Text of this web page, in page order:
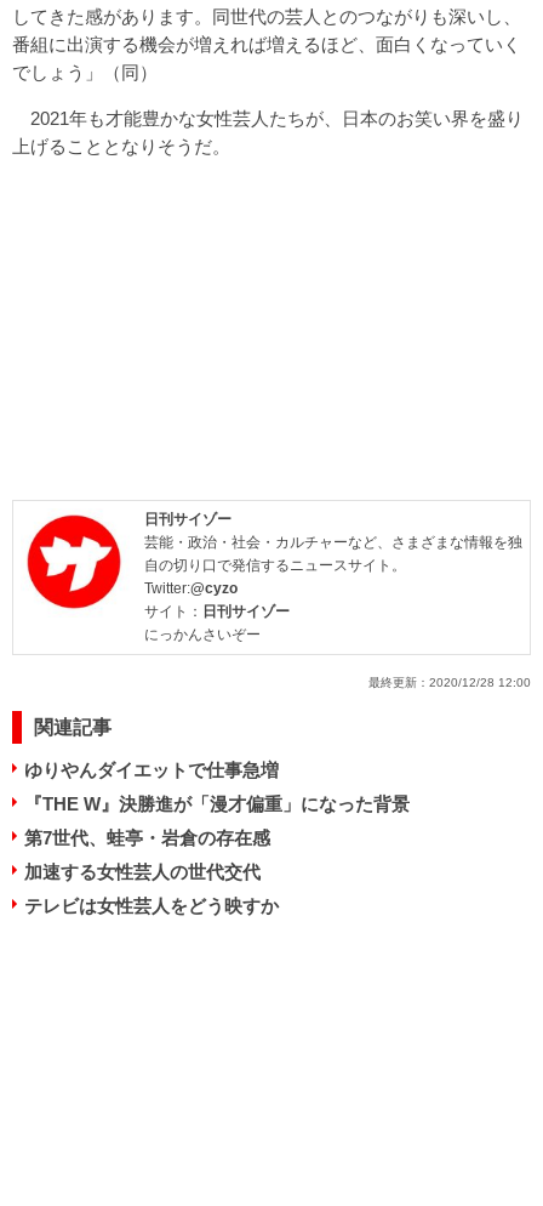
してきた感があります。同世代の芸人とのつながりも深いし、
番組に出演する機会が増えれば増えるほど、面白くなっていく
でしょう」（同）
2021年も才能豊かな女性芸人たちが、日本のお笑い界を盛り
上げることとなりそうだ。
日刊サイゾー
芸能・政治・社会・カルチャーなど、さまざまな情報を独
自の切り口で発信するニュースサイト。
Twitter:@cyzo
サイト： 日刊サイゾー
にっかんさいぞー
最終更新： 2020/12/28 12:00
関連記事
ゆりやんダイエットで仕事急増
『THE W』決勝進が「漫才偏重」になった背景
第7世代、蛙亭・岩倉の存在感
加速する女性芸人の世代交代
テレビは女性芸人をどう映すか